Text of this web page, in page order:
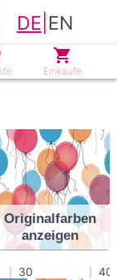
DE EN
Einkäufe
Originalfarben
anzeigen